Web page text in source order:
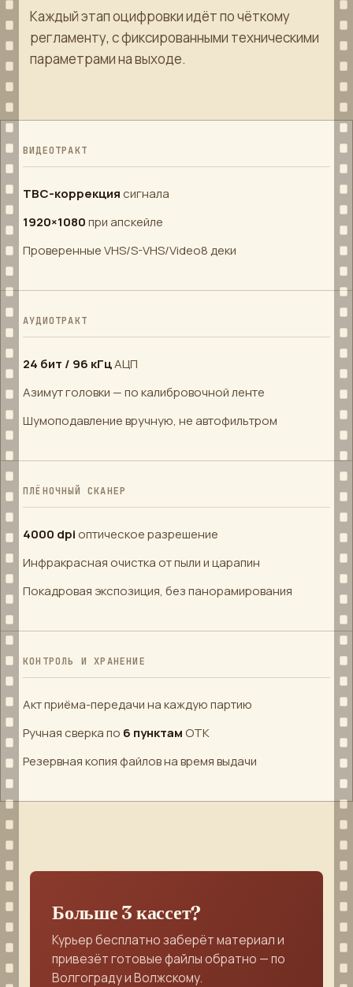
Каждый этап оцифровки идёт по чёткому
регламенту, с фиксированными техническими
параметрами на выходе.
ВИДЕОТРАКТ
TBC-коррекциясигнала
1920×1080при апскейле
Проверенные VHS/S-VHS/Video8 деки
АУДИОТРАКТ
24 бит / 96 кГцАЦП
Азимут головки — по калибровочной ленте
Шумоподавление вручную, не автофильтром
ПЛЁНОЧНЫЙ СКАНЕР
4000 dpi оптическое разрешение
Инфракрасная очистка от пыли и царапин
Покадровая экспозиция, без панорамирования
КОНТРОЛЬ И ХРАНЕНИЕ
Акт приёма-передачи на каждую партию
Ручная сверка по 6 пунктам ОТК
Резервная копия файлов на время выдачи
Больше 3 кассет?
Курьер бесплатно заберёт материал и
привезёт готовые файлы обратно — по
Волгограду и Волжскому.